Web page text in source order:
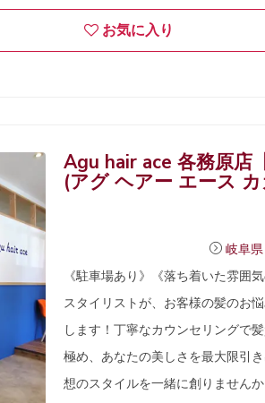
お気に入り
Agu hair ace 各務原店
(アグ ヘアー エース
岐阜県
《駐車場あり》《落ち着いた雰
スタイリストが、お客様の髪のお
します！丁寧なカウンセリングで
極め、あなたの美しさを最大限引
想のスタイルを一緒に創りません